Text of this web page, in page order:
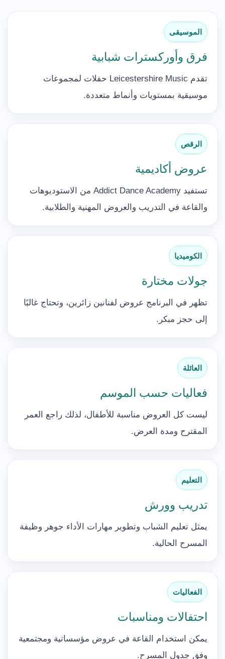
الموسيقى
فرق وأوركسترات شبابية
تقدم Leicestershire Music حفلات لمجموعات
موسيقية بمستويات وأنماط متعددة.
الرقص
عروض أكاديمية
تستفيد Addict Dance Academy من الاستوديوهات
والقاعة في التدريب والعروض المهنية والطلابية.
الكوميديا
جولات مختارة
تظهر في البرنامج عروض لفنانين زائرين، وتحتاج غالبًا
إلى حجز مبكر.
العائلة
فعاليات حسب الموسم
ليست كل العروض مناسبة للأطفال، لذلك راجع العمر
المقترح ومدة العرض.
التعليم
تدريب وورش
يمثل تعليم الشباب وتطوير مهارات الأداء جوهر وظيفة
المسرح الحالية.
الفعاليات
احتفالات ومناسبات
يمكن استخدام القاعة في عروض مؤسساتية ومجتمعية
وفق جدول المسرح.